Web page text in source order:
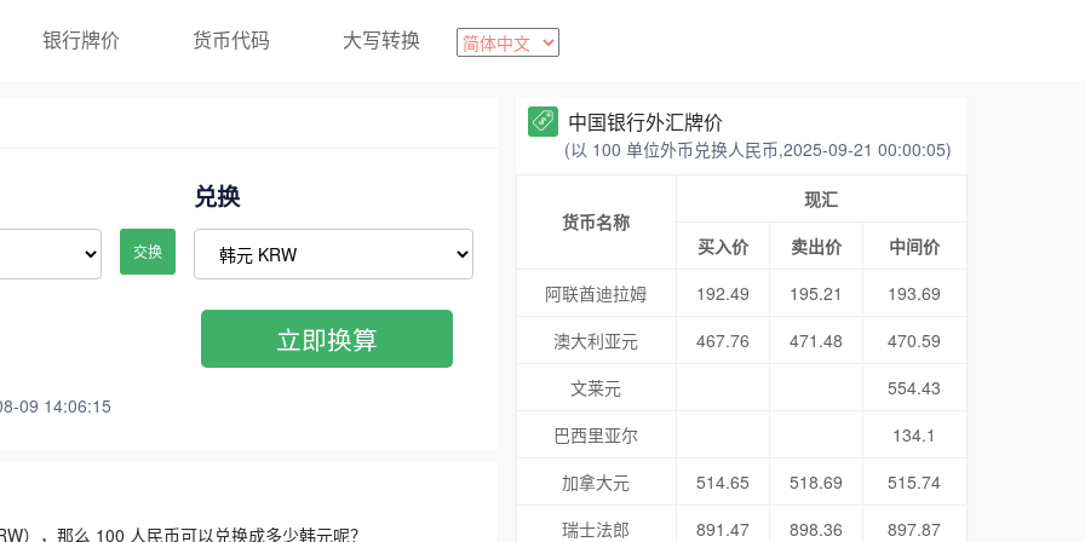
银行牌价 货币代码 大写转换
交换
兑换
09 14:06:15
立即换算
），那么 100 人民币可以兑换成多少韩元呢？
中国银行外汇牌价
(以 100 单位外币兑换人民币,2025-09-21 00:00:05)
货币名称
现汇
买入价
卖出价
中间价
阿联酋迪拉姆
192.49 195.21
193.69
澳大利亚元
467.76 471.48
470.59
文莱元
554.43
巴西里亚尔
134.1
加拿大元
514.65 518.69
515.74
瑞士法郎
891.47 898.36 897.87